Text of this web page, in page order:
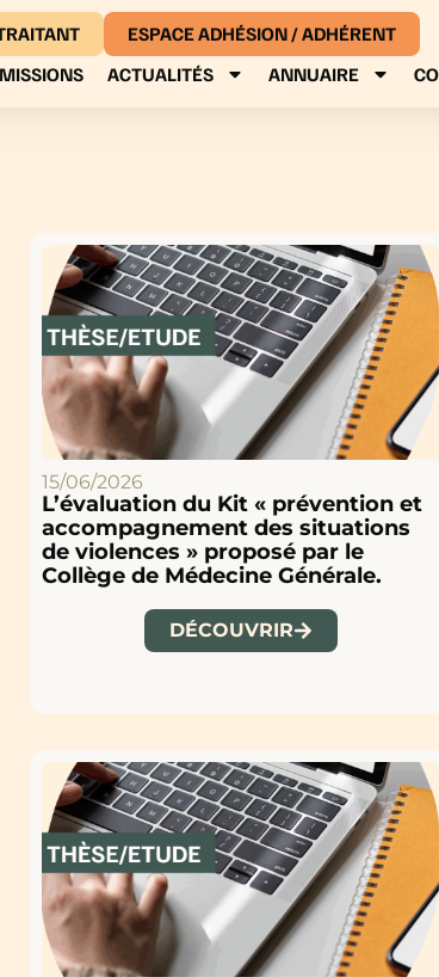
ESPACE ADHÉSION / ADHÉRENT
ACTUALITÉS ANNUAIRE
15/06/2026
L’évaluation du Kit « prévention et
accompagnement des situations
de violences » proposé par le
Collège de Médecine Générale.
DÉCOUVRIR